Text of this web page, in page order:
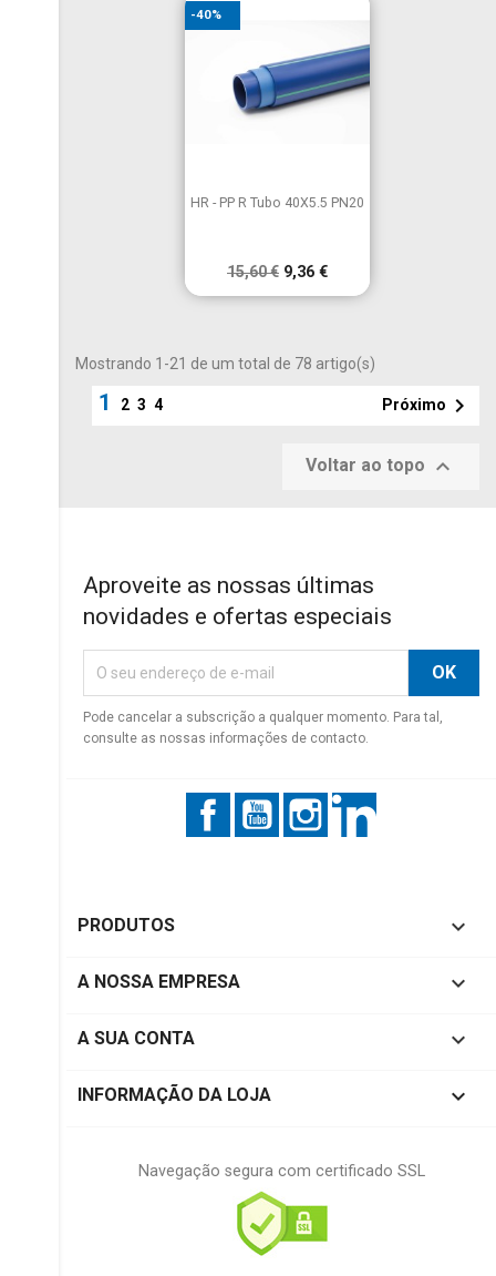
Vista rápida
HR - PP R Tubo 40X5.5 PN20
15,60 € 9,36 €
-40%
Mostrando 1-21 de um total de 78 artigo(s)
1 2 3 4 Próximo 
Voltar ao topo 
Aproveite as nossas últimas
novidades e ofertas especiais
Pode cancelar a subscrição a qualquer momento. Para tal,
consulte as nossas informações de contacto.
FacebookYouTubeInstagram
PRODUTOS 
A NOSSA EMPRESA 
A SUA CONTA 
INFORMAÇÃO DA LOJA keyboard_arrow_down
Navegação segura com certificado SSL